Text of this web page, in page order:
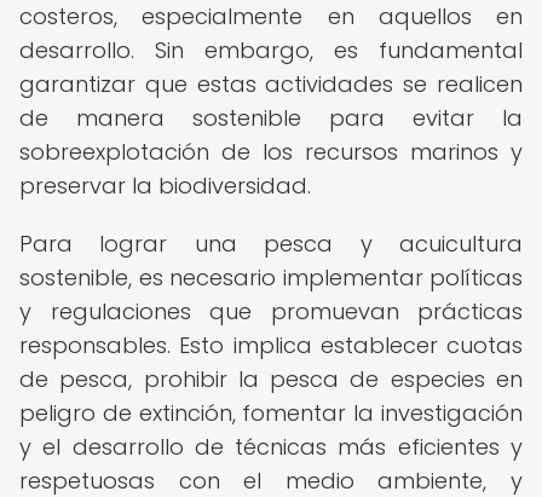
costeros, especialmente en aquellos en
desarrollo. Sin embargo, es fundamental
garantizar que estas actividades se realicen
de manera sostenible para evitar la
sobreexplotación de los recursos marinos y
preservar la biodiversidad.
Para lograr una pesca y acuicultura
sostenible, es necesario implementar políticas
y regulaciones que promuevan prácticas
responsables. Esto implica establecer cuotas
de pesca, prohibir la pesca de especies en
peligro de extinción, fomentar la investigación
y el desarrollo de técnicas más eficientes y
respetuosas con el medio ambiente, y